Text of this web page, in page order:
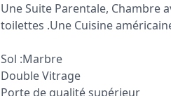
Une Suite Parentale, Chambre
toilettes .Une Cuisine
Sol :Marbre
Double Vitrage
Porte de qualité supérieur